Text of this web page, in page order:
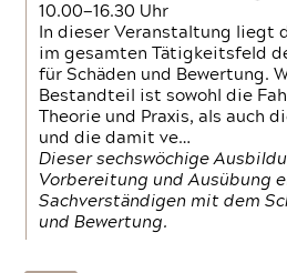
10.00—16.30 Uhr
In dieser Veranstaltung liegt
im gesamten Tätigkeitsfeld
für Schäden und Bewertung.
Bestandteil ist sowohl die
Theorie und Praxis, als auch
und die damit ve…
Dieser sechswöchige
Vorbereitung und Ausübung
Sachverständigen mit dem
und Bewertung.